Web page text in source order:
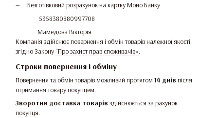
Безготівковий розрахунок на картку Моно Банку
5358380880997708
Мамедова Вікторія
Компанія здійснює повернення і обмін товарів належної якості
згідно Закону "Про захист прав споживачів».
Строки повернення і обміну
Повернення та обмін товарів можливий протягом 14 днів після
отримання товару покупцем.
Зворотня доставка товарів здійснюється за рахунок
покупця.